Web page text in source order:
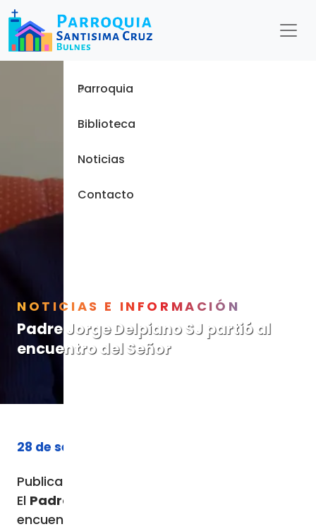
NOTICIAS E INFORMACIÓN
Padre Jorge Delpiano SJ partió al
encuentro del Señor
28 de septiembre de 2023
Publicado el:
El Padre Jorge Delpiano del Río
encuentro del Señor la noche del miércoles
Menu
Inicio
Parroquia
Biblioteca
Noticias
Contacto